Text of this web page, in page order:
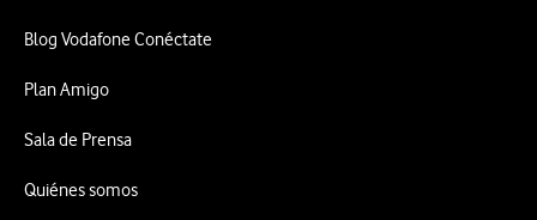
Blog Vodafone Conéctate
Plan Amigo
Sala de Prensa
Quiénes somos